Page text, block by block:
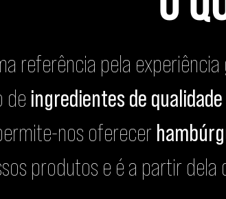
referência pela
de ingredientes de
nos oferecer
produtos e é a partir dela